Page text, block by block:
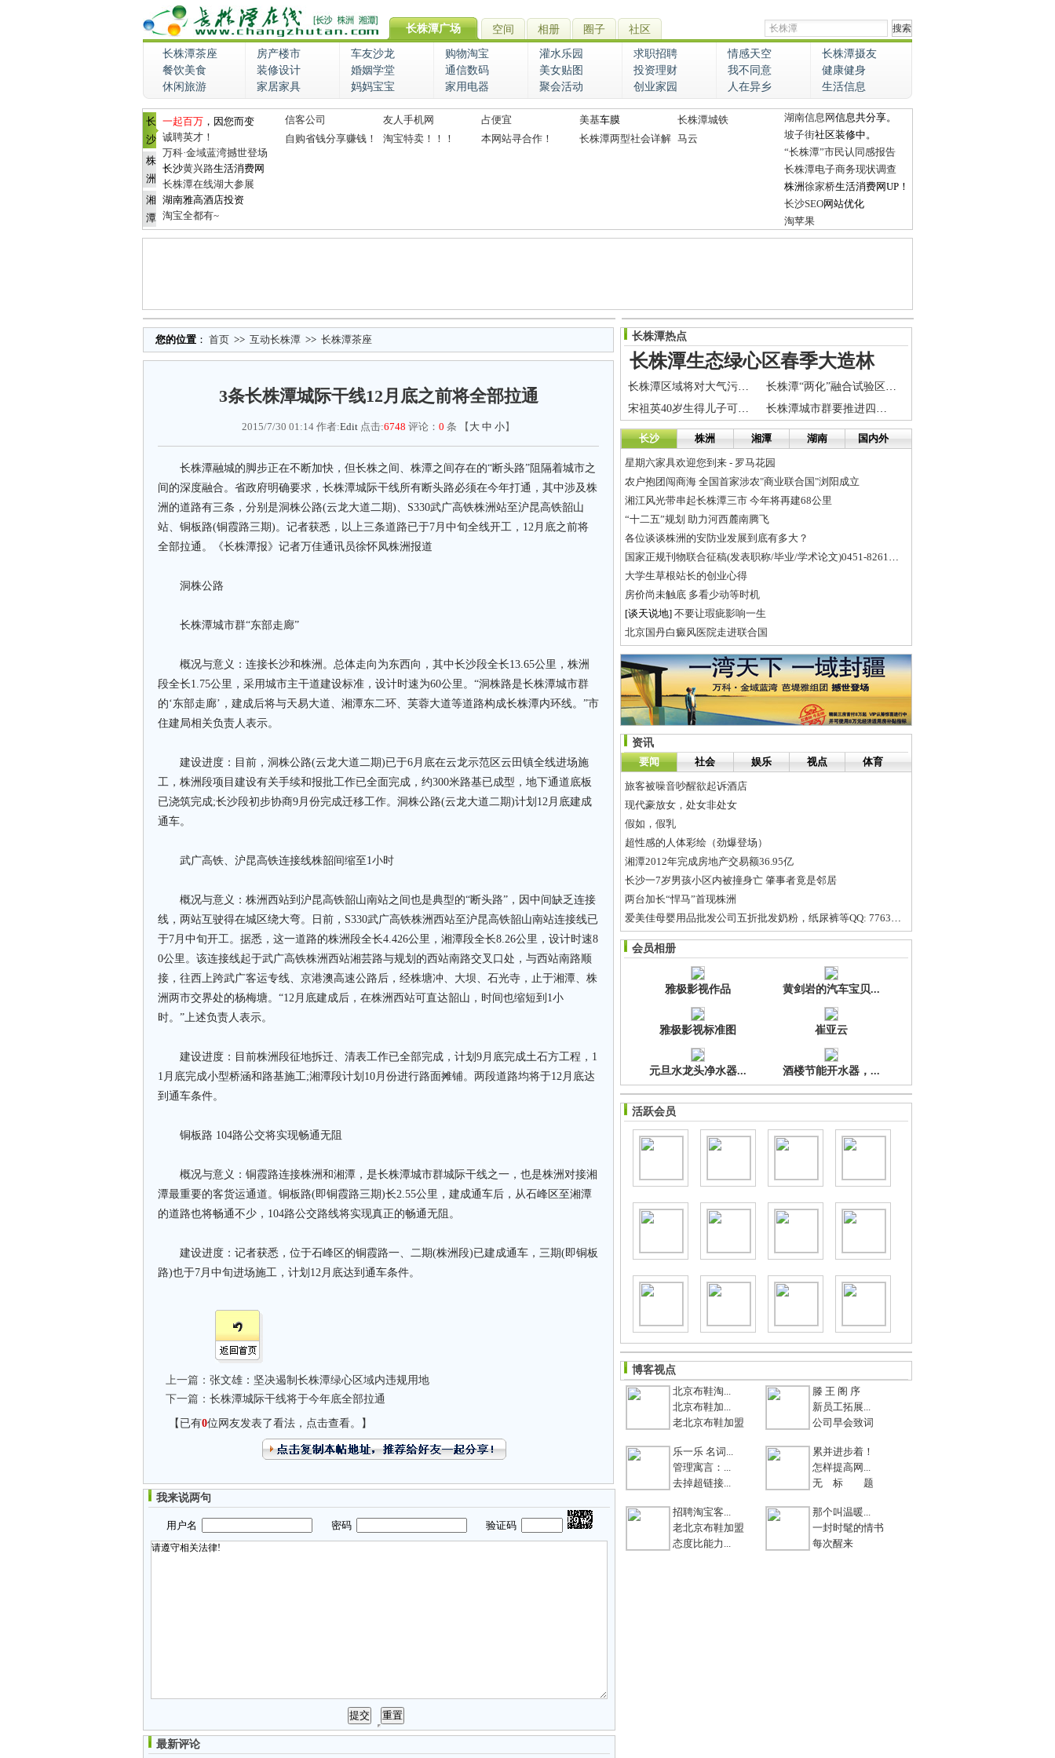
长株潭广场 空间 相册 圈子 社区
长株潭茶座 房产楼市 车友沙龙 购物淘宝 灌水乐园 求职招聘 情感天空
长株潭摄友
餐饮美食
装修设计 婚姻学堂 通信数码 美女贴图 投资理财 我不同意
健康健身
休闲旅游
家居家具 妈妈宝宝 家用电器 聚会活动 创业家园 人在异乡 生活信息
长
沙
株
洲
湘
潭
一起百万 ，因您而变
诚聘英才！
万科·金域蓝湾撼世登场
长沙黄兴路生活消费网
长株潭在线湖大参展
湖南雅高酒店投资
淘宝全都有~
信客公司 友人手机网 占便宜 美基车膜
长株潭城铁
自购省钱分享赚钱！
淘宝特卖！！！ 本网站寻合作！ 长株潭两型社会详解 马云
湖南信息网信息共分享。
坡子街社区装修中。
“长株潭”市民认同感报告
长株潭电子商务现状调查
株洲徐家桥生活消费网UP！
长沙SEO网站优化
淘苹果
您的位置 ： 首页 >> 互动长株潭 >> 长株潭茶座
3条长株潭城际干线12月底之前将全部拉通
2015/7/30 01:14 作者:Edit 点击:6748 评论： 0 条 【 大 中 小】
长株潭融城的脚步正在不断加快，但长株之间、株潭之间存在的“断头路”阻隔着城市之
间的深度融合。省政府明确要求，长株潭城际干线所有断头路必须在今年打通，其中涉及株
洲的道路有三条，分别是洞株公路(云龙大道二期)、S330武广高铁株洲站至沪昆高铁韶山
站、铜板路(铜霞路三期)。记者获悉，以上三条道路已于7月中旬全线开工，12月底之前将
全部拉通。《长株潭报》记者万佳通讯员徐怀凤株洲报道
洞株公路
长株潭城市群“东部走廊”
概况与意义：连接长沙和株洲。总体走向为东西向，其中长沙段全长13.65公里，株洲
段全长1.75公里，采用城市主干道建设标准，设计时速为60公里。“洞株路是长株潭城市群
的‘东部走廊’，建成后将与天易大道、湘潭东二环、芙蓉大道等道路构成长株潭内环线。”市
住建局相关负责人表示。
建设进度：目前，洞株公路(云龙大道二期)已于6月底在云龙示范区云田镇全线进场施
工，株洲段项目建设有关手续和报批工作已全面完成，约300米路基已成型，地下通道底板
已浇筑完成;长沙段初步协商9月份完成迁移工作。洞株公路(云龙大道二期)计划12月底建成
通车。
武广高铁、沪昆高铁连接线株韶间缩至1小时
概况与意义：株洲西站到沪昆高铁韶山南站之间也是典型的“断头路”，因中间缺乏连接
线，两站互驶得在城区绕大弯。日前，S330武广高铁株洲西站至沪昆高铁韶山南站连接线已
于7月中旬开工。据悉，这一道路的株洲段全长4.426公里，湘潭段全长8.26公里，设计时速8
0公里。该连接线起于武广高铁株洲西站湘芸路与规划的西站南路交叉口处，与西站南路顺
接，往西上跨武广客运专线、京港澳高速公路后，经株塘冲、大坝、石光寺，止于湘潭、株
洲两市交界处的杨梅塘。“12月底建成后，在株洲西站可直达韶山，时间也缩短到1小
时。”上述负责人表示。
建设进度：目前株洲段征地拆迁、清表工作已全部完成，计划9月底完成土石方工程，1
1月底完成小型桥涵和路基施工;湘潭段计划10月份进行路面摊铺。两段道路均将于12月底达
到通车条件。
铜板路 104路公交将实现畅通无阻
概况与意义：铜霞路连接株洲和湘潭，是长株潭城市群城际干线之一，也是株洲对接湘
潭最重要的客货运通道。铜板路(即铜霞路三期)长2.55公里，建成通车后，从石峰区至湘潭
的道路也将畅通不少，104路公交路线将实现真正的畅通无阻。
建设进度：记者获悉，位于石峰区的铜霞路一、二期(株洲段)已建成通车，三期(即铜板
路)也于7月中旬进场施工，计划12月底达到通车条件。
上一篇： 张文雄：坚决遏制长株潭绿心区域内违规用地
下一篇： 长株潭城际干线将于今年底全部拉通
【已有0位网友发表了看法，点击查看。】
我来说两句
用户名 密码 验证码
最新评论
长株潭热点
长株潭生态绿心区春季大造林
长株潭区域将对大气污染联防联控
长株潭“两化”融合试验区挂牌杨学山要求为“两型社会”建设作出...
宋祖英40岁生得儿子可爱吧(组图)
长株潭城市群要推进四个一体化
长沙 株洲 湘潭 湖南 国内外
星期六家具欢迎您到来 - 罗马花园
农户抱团闯商海 全国首家涉农"商业联合国"浏阳成立
湘江风光带串起长株潭三市 今年将再建68公里
“十二五”规划 助力河西麓南腾飞
各位谈谈株洲的安防业发展到底有多大？
国家正规刊物联合征稿(发表职称/毕业/学术论文)0451-82616182
大学生草根站长的创业心得
房价尚未触底 多看少动等时机
[谈天说地] 不要让瑕疵影响一生
北京国丹白癜风医院走进联合国
资讯
要闻
社会 娱乐 视点 体育
旅客被噪音吵醒欲起诉酒店
现代豪放女，处女非处女
假如，假乳
超性感的人体彩绘（劲爆登场）
湘潭2012年完成房地产交易额36.95亿
长沙一7岁男孩小区内被撞身亡 肇事者竟是邻居
两台加长“悍马”首现株洲
爱美佳母婴用品批发公司五折批发奶粉，纸尿裤等QQ: 776385237
商品打折后竟比原价贵 市民警惕商家私改吊牌价格
什么是强迫症
会员相册
雅极影视作品 黄剑岩的汽车宝贝...
雅极影视标准图 崔亚云
元旦水龙头净水器... 酒楼节能开水器，...
活跃会员
博客视点
北京布鞋淘...
北京布鞋加...
老北京布鞋加盟
滕 王 阁 序
新员工拓展...
公司早会致词
乐一乐 名词...
管理寓言：...
去掉超链接...
累并进步着！
怎样提高网...
无 标 题
招聘淘宝客...
老北京布鞋加盟
态度比能力...
那个叫温暖...
一封时髦的情书
每次醒来